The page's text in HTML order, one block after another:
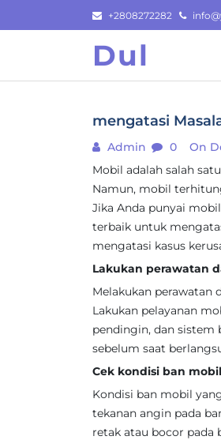
to
+2808272282
Dul
mengatasi
Admin 0
On
Mobil adalah salah
Namun, mobil
Jika Anda punyai
terbaik untuk
mengatasi kasus
Lakukan perawatan
Melakukan perawatan
Lakukan pelayanan
pendingin, dan sistem
sebelum saat
Cek kondisi ban mobil
Kondisi ban mobil
tekanan angin pada
retak atau bocor pada